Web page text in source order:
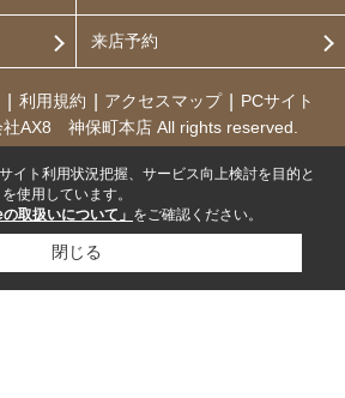
来店予約
利用規約 アクセスマップ
PCサイト
社AX8 神保町本店 All rights reserved.
イト利用状況把握、サービス向上検討を目的と
使用しています。
の取扱いについて」 をご確認ください。
閉じる